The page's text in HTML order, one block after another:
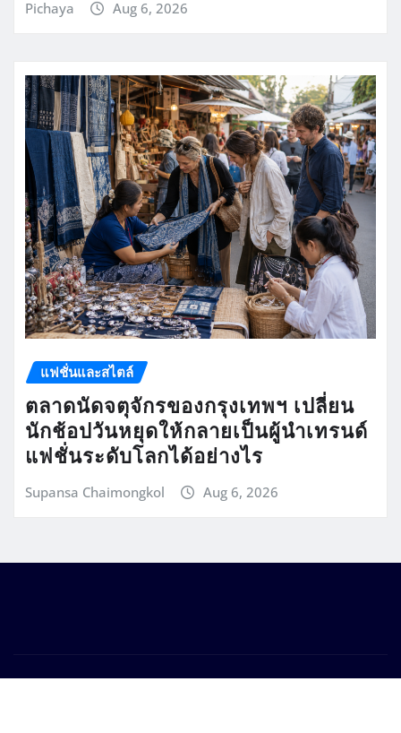
Pichaya Aug 6, 2026
แฟชั่นและสไตล์
ตลาดนัดจตุจักรของกรุงเทพฯ เปลี่ยน
นักช้อปวันหยุดให้กลายเป็นผู้นำเทรนด์
แฟชั่นระดับโลกได้อย่างไร
Supansa Chaimongkol Aug 6, 2026